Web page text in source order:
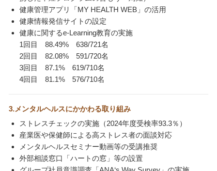
健康管理アプリ「MY HEALTH WEB」の活用
健康情報発信サイトの設定
健康に関するe-Learning教育の実施
1回目 88.49% 638/721名
2回目 82.08% 591/720名
3回目 87.1% 619/710名
4回目 81.1% 576/710名
3.メンタルヘルスにかかわる取り組み
ストレスチェックの実施（2024年度受検率93.3％）
産業医や保健師による高ストレス者の面談対応
メンタルヘルスセミナー動画等の受講推奨
外部相談窓口「ハートの窓」等の設置